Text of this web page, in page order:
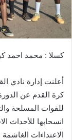
كسلا : محمد احمد
كرة القدم عن
انسحابها للأحداث
الاعتداءات